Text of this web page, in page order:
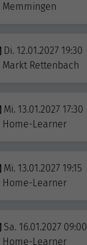
Memmingen
Di. 12.01.2027 19:30
Markt Rettenbach
Mi. 13.01.2027 17:30
Home-Learner
Mi. 13.01.2027 19:15
Home-Learner
Sa. 16.01.2027 09:00
Home-Learner